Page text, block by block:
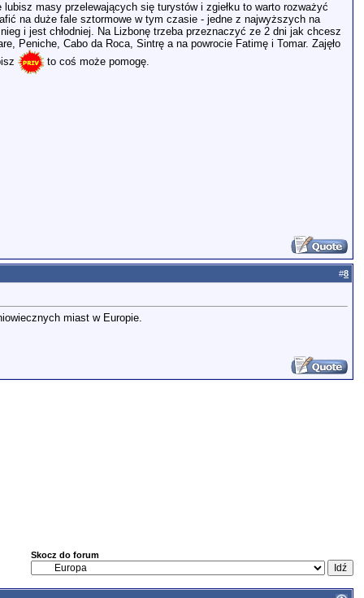
masy przelewających się turystów i zgiełku to warto rozważyć
na duże fale sztormowe w tym czasie - jedne z najwyższych na
i jest chłodniej. Na Lizbonę trzeba przeznaczyć ze 2 dni jak chcesz
Peniche, Cabo da Roca, Sintrę a na powrocie Fatimę i Tomar. Zajęło
to coś może pomogę.
#8
miast w Europie.
Skocz do forum